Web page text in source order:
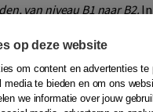
van niveau B1 naar B2.
en schrijven.
De nadruk ligt
op deze website
om content en advertenties te
te bieden en om ons
we informatie over jouw